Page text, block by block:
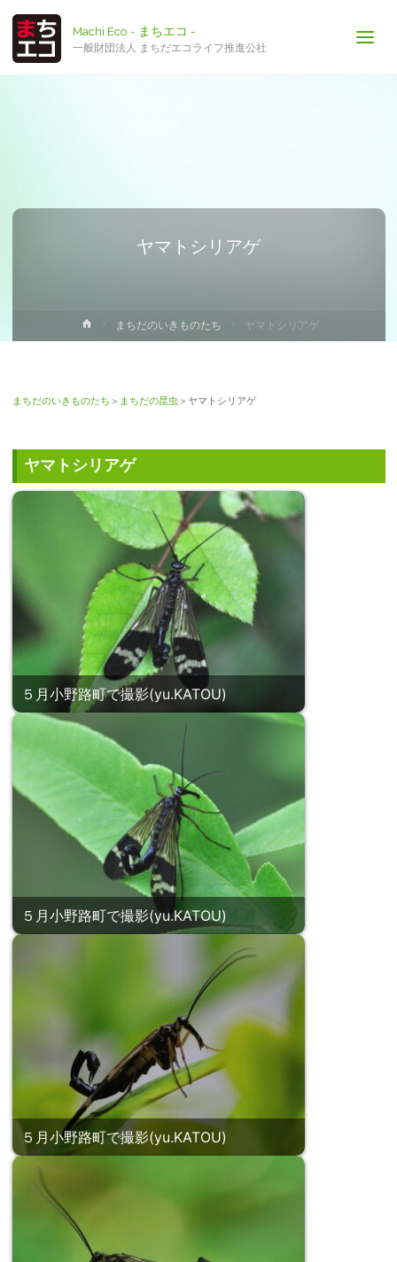
Machi Eco - まちエコ -
一般財団法人 まちだエコライフ推進公社
ヤマトシリアゲ
ー
まちだのいきものたち ヤマトシリアゲ
まちだのいきものたち ＞ まちだの昆虫 ＞ヤマトシリアゲ
ヤマトシリアゲ
５月小野路町で撮影(yu.KATOU)
５月小野路町で撮影(yu.KATOU)
５月小野路町で撮影(yu.KATOU)